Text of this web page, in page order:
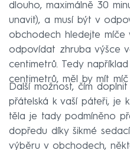
dlouho, maximálně 30
unavit), a musí být v
obchodech hledejte míče
odpovídat zhruba výšce
centimetrů. Tedy
centimetrů, měl by mít
Další možnost, čím
přátelská k vaší páteři, je
těla je tady podmíněno
dopředu díky šikmé
výběru v obchodech,